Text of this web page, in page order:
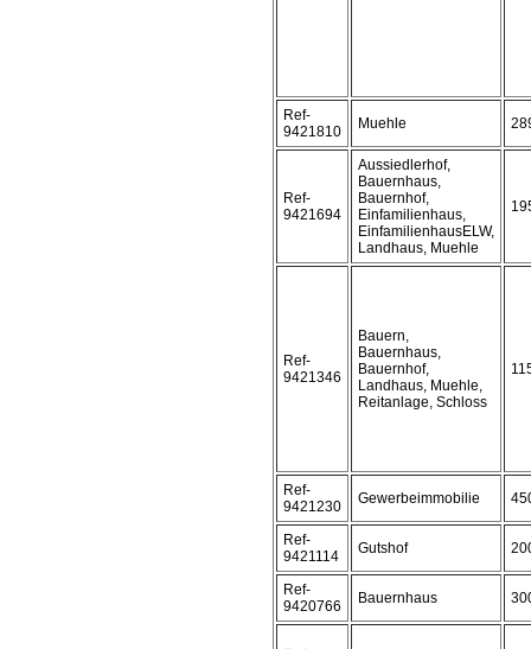
Ref-
9421810
Muehle
Ref-
9421694
Aussiedlerhof,
Bauernhaus,
Bauernhof,
Einfamilienhaus,
EinfamilienhausELW,
Landhaus, Muehle
Ref-
9421346
Bauern,
Bauernhaus,
Bauernhof,
Landhaus, Muehle,
Reitanlage, Schloss
Ref-
9421230
Gewerbeimmobilie
Ref-
9421114
Gutshof
Ref-
9420766
Bauernhaus